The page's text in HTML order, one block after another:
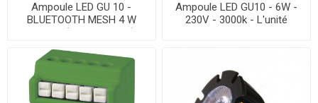
Ampoule LED GU 10 -
BLUETOOTH MESH 4 W
RGB+TW (2700K-6000K) -
Ampoule LED GU10 - 6W -
230V - 3000k - L'unité